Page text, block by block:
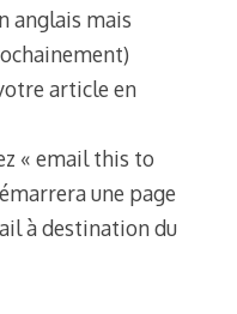
anglais mais
article en
« email this to
une page
à destination du